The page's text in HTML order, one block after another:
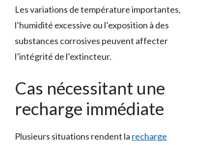
Les variations de température importantes,
l’humidité excessive ou l’exposition à des
substances corrosives peuvent affecter
l’intégrité de l’extincteur.
Cas nécessitant une
recharge immédiate
Plusieurs situations rendent la recharge